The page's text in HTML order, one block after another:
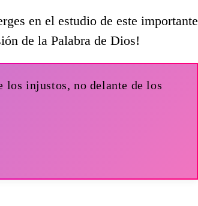
en el estudio de este importante
de la Palabra de Dios!
los injustos, no delante de los